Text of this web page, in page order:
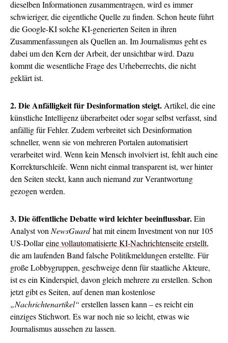
dieselben Informationen zusammentragen, wird es immer
schwieriger, die eigentliche Quelle zu finden. Schon heute führt
die Google-KI solche KI-generierten Seiten in ihren
Zusammenfassungen als Quellen an. Im Journalismus geht es
dabei um den Kern der Arbeit, der unsichtbar wird. Dazu
kommt die wesentliche Frage des Urheberrechts, die nicht
geklärt ist.
2. Die Anfälligkeit für Desinformation steigt. Artikel, die eine
künstliche Intelligenz überarbeitet oder sogar selbst verfasst, sind
anfällig für Fehler. Zudem verbreitet sich Desinformation
schneller, wenn sie von mehreren Portalen automatisiert
verarbeitet wird. Wenn kein Mensch involviert ist, fehlt auch eine
Korrekturschleife. Wenn nicht einmal transparent ist, wer hinter
den Seiten steckt, kann auch niemand zur Verantwortung
gezogen werden.
3. Die öffentliche Debatte wird leichter beeinflussbar.Ein
Analyst von NewsGuardhat mit einem Investment von nur 105
US-Dollareine vollautomatisierte KI-Nachrichtenseite erstellt,
die am laufenden Band falsche Politikmeldungen erstellte. Für
große Lobbygruppen, geschweige denn für staatliche Akteure,
ist es ein Kinderspiel, davon gleich mehrere zu erstellen. Schon
jetzt gibt es Seiten, auf denen man kostenlose
„Nachrichtenartikel“ erstellen lassen kann – es reicht ein
einziges Stichwort. Es war noch nie so leicht, etwas wie
Journalismus aussehen zu lassen.